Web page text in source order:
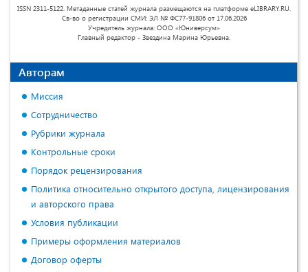
ISSN 2311-5122. Метаданные статей журнала размещаются на платформе eLIBRARY.RU.
Св-во о регистрации СМИ: ЭЛ № ФС77-91806 от 17.06.2026
Учредитель журнала: ООО «Юниверсум»
Главный редактор - Звездина Марина Юрьевна.
Авторам
Миссия
Сотрудничество
Рубрики журнала
Контрольные сроки
Порядок рецензирования
Политика относительно открытого доступа, лицензирования
и авторского права
Условия публикации
Примеры оформления материалов
Договор оферты